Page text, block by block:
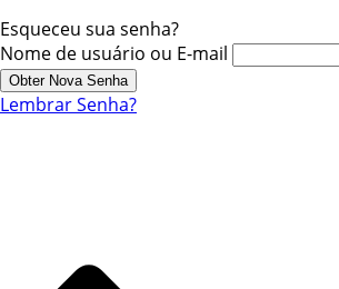
Esqueceu sua senha?
Nome de usuário ou E-mail
Lembrar Senha?